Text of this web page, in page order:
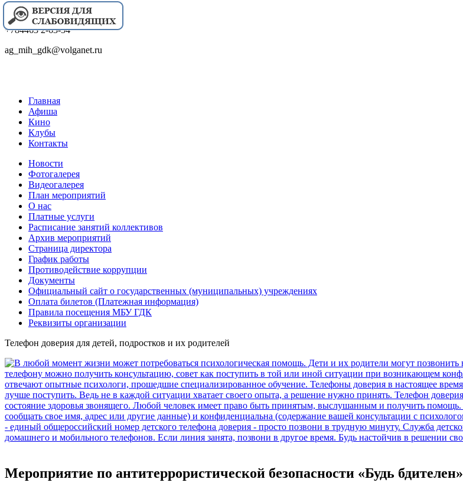
+784463 2-63-54
ag_mih_gdk@volganet.ru
Главная
Афиша
Кино
Клубы
Контакты
Новости
Фотогалерея
Видеогалерея
План мероприятий
О нас
Платные услуги
Расписание занятий коллективов
Архив мероприятий
Страница директора
График работы
Противодействие коррупции
Документы
Официальный сайт о государственных (муниципальных) учреждениях
Оплата билетов (Платежная информация)
Правила посещения МБУ ГДК
Реквизиты организации
Телефон доверия для детей, подростков и их родителей
Мероприятие по антитеррористической безопасности «Будь бдителен»